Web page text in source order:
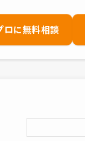
ロに無料相談